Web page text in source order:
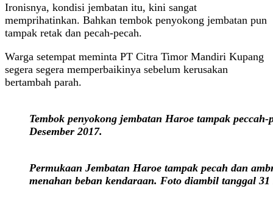
Ironisnya, kondisi jembatan itu, kini sangat
memprihatinkan. Bahkan tembok penyokong jembatan pun
tampak retak dan pecah-pecah.
Warga setempat meminta PT Citra Timor Mandiri Kupang
segera segera memperbaikinya sebelum kerusakan
bertambah parah.
Tembok penyokong jembatan Haroe tampak
Desember 2017.
Permukaan Jembatan Haroe tampak pecah dan
menahan beban kendaraan. Foto diambil tanggal 31